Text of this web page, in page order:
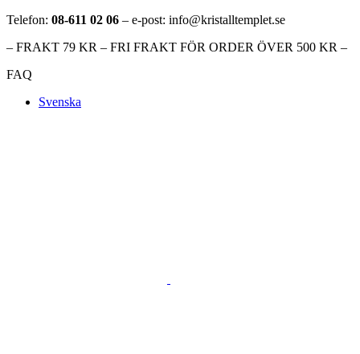
Telefon: 08-611 02 06 – e-post: info@kristalltemplet.se
– FRAKT 79 KR – FRI FRAKT FÖR ORDER ÖVER 500 KR –
FAQ
Svenska